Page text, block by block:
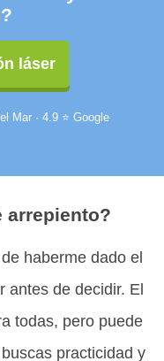
láser
Mar · 4.9 ⭐ Google
arrepiento?
haberme dado el
antes de decidir. El
todas, pero puede
practicidad y